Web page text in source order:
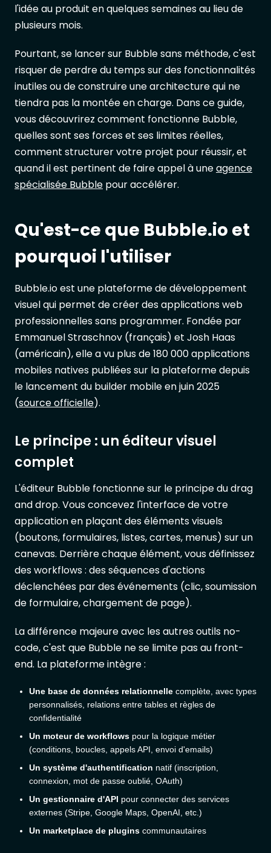
l'idée au produit en quelques semaines au lieu de
plusieurs mois.
Pourtant, se lancer sur Bubble sans méthode, c'est
risquer de perdre du temps sur des fonctionnalités
inutiles ou de construire une architecture qui ne
tiendra pas la montée en charge. Dans ce guide,
vous découvrirez comment fonctionne Bubble,
quelles sont ses forces et ses limites réelles,
comment structurer votre projet pour réussir, et
quand il est pertinent de faire appel à uneagence
spécialisée Bubble pour accélérer.
Qu'est-ce que Bubble.io et
pourquoi l'utiliser
Bubble.io est une plateforme de développement
visuel qui permet de créer des applications web
professionnelles sans programmer. Fondée par
Emmanuel Straschnov (français) et Josh Haas
(américain), elle a vu plus de 180 000 applications
mobiles natives publiées sur la plateforme depuis
le lancement du builder mobile en juin 2025
(source officielle).
Le principe : un éditeur visuel
complet
L'éditeur Bubble fonctionne sur le principe du drag
and drop. Vous concevez l'interface de votre
application en plaçant des éléments visuels
(boutons, formulaires, listes, cartes, menus) sur un
canevas. Derrière chaque élément, vous définissez
des workflows : des séquences d'actions
déclenchées par des événements (clic, soumission
de formulaire, chargement de page).
La différence majeure avec les autres outils no-
code, c'est que Bubble ne se limite pas au front-
end. La plateforme intègre :
Une base de données relationnelle complète, avec types
personnalisés, relations entre tables et règles de
confidentialité
Un moteur de workflows pour la logique métier
(conditions, boucles, appels API, envoi d'emails)
Un système d'authentification natif (inscription,
connexion, mot de passe oublié, OAuth)
Un gestionnaire d'API pour connecter des services
externes (Stripe, Google Maps, OpenAI, etc.)
Un marketplace de plugins communautaires